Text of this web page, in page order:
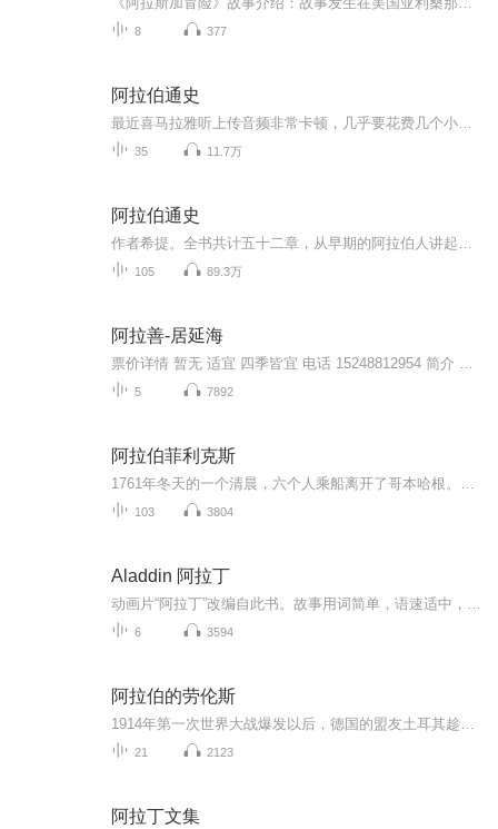
8 377
阿拉伯通史
35 11.7万
阿拉伯通史
105 89.3万
阿拉善-居延海
5 7892
阿拉伯菲利克斯
103 3804
Aladdin 阿拉丁
6 3594
阿拉伯的劳伦斯
21 2123
阿拉丁文集